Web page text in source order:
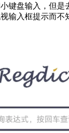
键盘输入，但是
输入框提示而不